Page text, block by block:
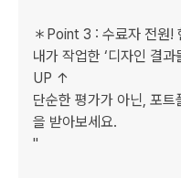
＊Point 3 : 수료자 전원!
내가 작업한 ‘디자인 결
UP ↑
단순한 평가가 아닌, 포
을 받아보세요.
"